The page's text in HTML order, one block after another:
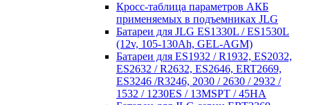
Кросc-таблица параметров АКБ
применяемых в подъемниках JLG
Батареи для JLG ES1330L / ES1530L
(12v, 105-130Ah, GEL-AGM)
Батареи для ES1932 / R1932, ES2032,
ES2632 / R2632, ES2646, ERT2669,
ES3246 /R3246, 2030 / 2630 / 2932 /
1532 / 1230ES / 13MSPT / 45HA